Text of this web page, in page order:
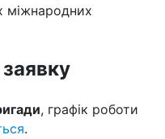
міжнародних
, графік роботи
.